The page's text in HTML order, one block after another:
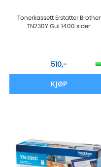
Tonerkassett Erstatter Brother
TN230Y Gul 1400 sider
510,-
KJØP